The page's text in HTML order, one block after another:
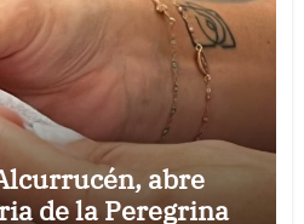
abre
de la Peregrina